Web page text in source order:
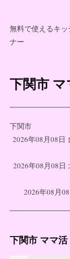
無料で使えるキ
ナー
コ
テ
ン
下関市
下関市
2026年08月08日
2026年08月08日
2026年08月
下関市 ママ